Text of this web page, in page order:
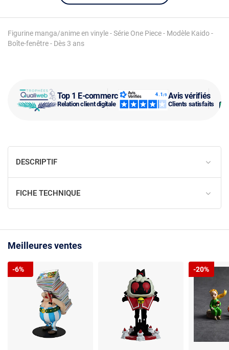
Top 1 E-commerce
Relation client digitale
Avis vérifiés
Clients satisfaits
Figurine manga/anime en vinyle - Série One Piece - Modèle Kaido -
Boîte-fenêtre - Dès 3 ans
DESCRIPTIF
FICHE TECHNIQUE
Meilleures ventes
-6% -20%